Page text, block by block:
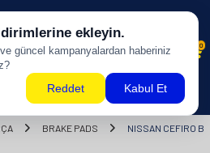
purchases of 500 TL and above!
0
BRAKE PADS NISSAN CEFIRO